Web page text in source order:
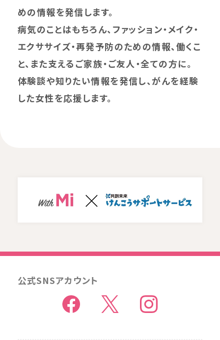
めの情報を発信します。
病気のことはもちろん、ファッション・メイク・
エクササイズ・再発予防のための情報、働くこ
と、また支えるご家族・ご友人・全ての方に。
体験談や知りたい情報を発信し、がんを経験
した女性を応援します。
公式SNSアカウント